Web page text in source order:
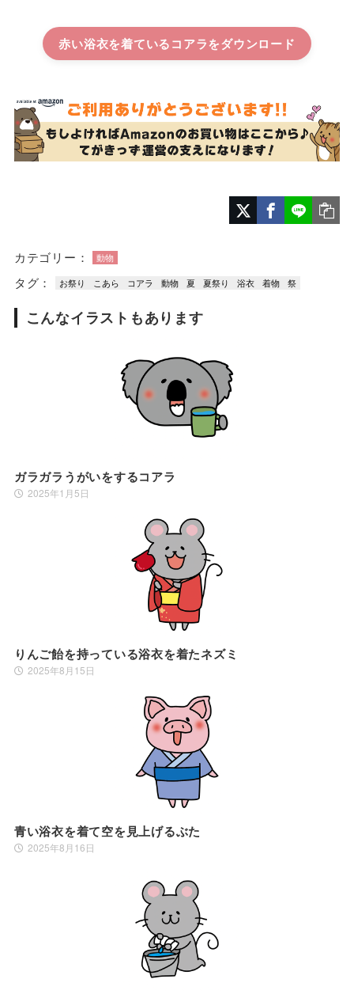
赤い浴衣を着ているコアラ
カテゴリー： 動物
タグ： お祭り こあら コアラ 動物 夏 夏祭り 浴衣 着物 祭
こんなイラストもあります
ガラガラうがいをするコアラ
2025年1月5日
りんご飴を持っている浴衣を着たネズミ
2025年8月15日
青い浴衣を着て空を見上げるぶた
2025年8月16日